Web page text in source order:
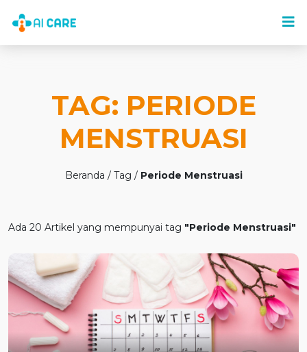
TAG: PERIODE
MENSTRUASI
Beranda / Tag / Periode Menstruasi
Ada 20 Artikel yang mempunyai tag "Periode Menstruasi"